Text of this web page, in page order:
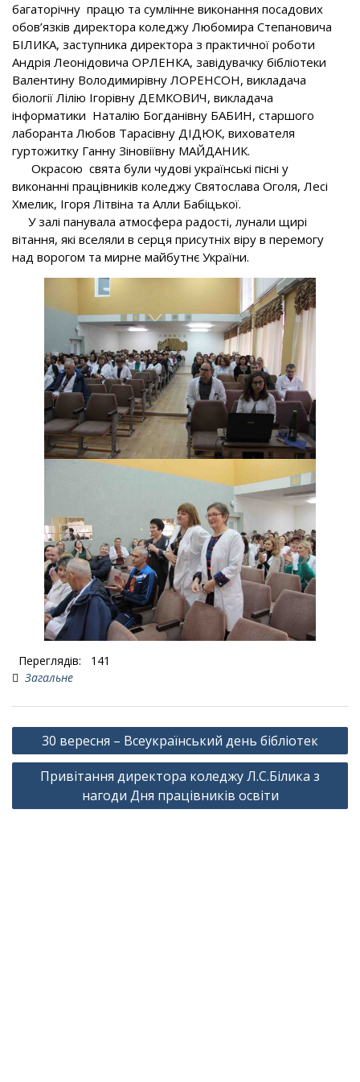
багаторічну працю та сумлінне виконання посадових
обов’язків директора коледжу Любомира Степановича
БІЛИКА, заступника директора з практичної роботи
Андрія Леонідовича ОРЛЕНКА, завідувачку бібліотеки
Валентину Володимирівну ЛОРЕНСОН, викладача
біології Лілію Ігорівну ДЕМКОВИЧ, викладача
інформатики Наталію Богданівну БАБИН, старшого
лаборанта Любов Тарасівну ДІДЮК, вихователя
гуртожитку Ганну Зіновіївну МАЙДАНИК.
Окрасою свята були чудові українські пісні у
виконанні працівників коледжу Святослава Оголя, Лесі
Хмелик, Ігоря Літвіна та Алли Бабіцької.
У залі панувала атмосфера радості, лунали щирі
вітання, які вселяли в серця присутніх віру в перемогу
над ворогом та мирне майбутнє України.
Переглядів:
141
Загальне
Навігація
записів
30 вересня – Всеукраїнський день бібліотек
Привітання директора коледжу Л.С.Білика з
нагоди Дня працівників освіти